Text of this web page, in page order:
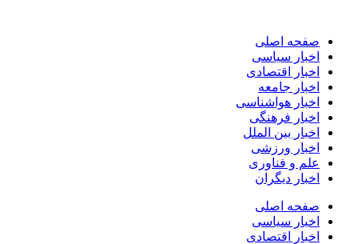
محتوا
صفحه اصلی
اخبار سیاسی
اخبار اقتصادی
اخبار جامعه
اخبار هواشناسی
اخبار فرهنگی
اخبار بین الملل
اخبار ورزشی
علم و فناوری
اخبار دیگران
صفحه اصلی
اخبار سیاسی
اخبار اقتصادی